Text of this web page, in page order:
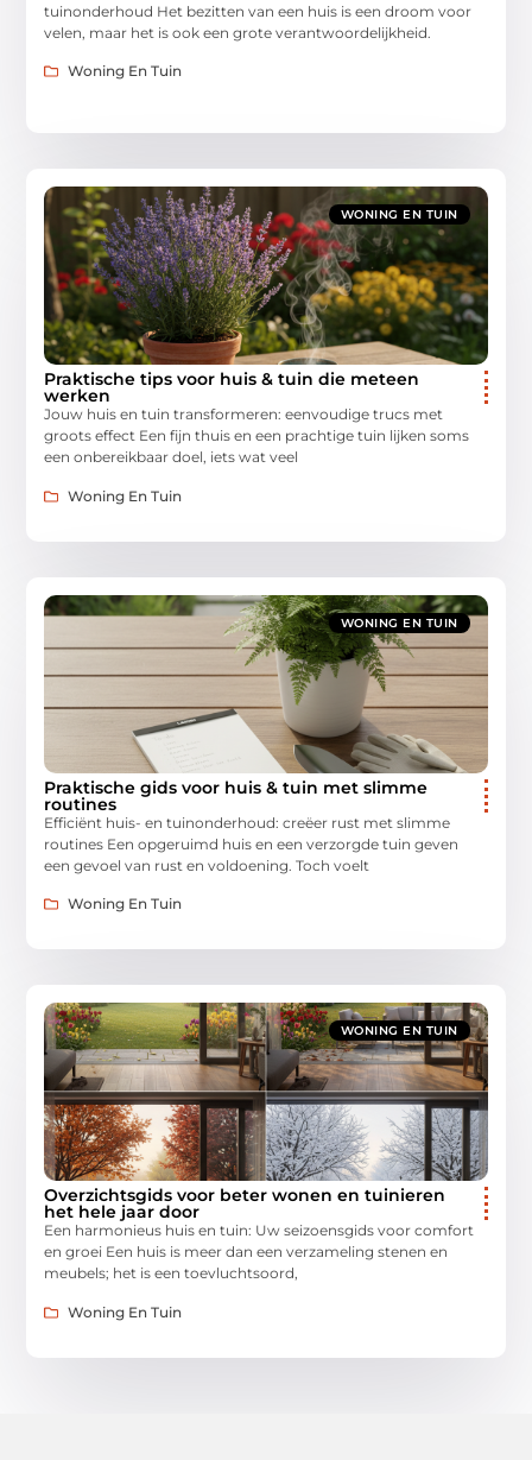
tuinonderhoud Het bezitten van een huis is een droom voor
velen, maar het is ook een grote verantwoordelijkheid.
Woning En Tuin
WONING EN TUIN
Praktische tips voor huis & tuin die meteen
werken
Jouw huis en tuin transformeren: eenvoudige trucs met
groots effect Een fijn thuis en een prachtige tuin lijken soms
een onbereikbaar doel, iets wat veel
Woning En Tuin
WONING EN TUIN
Praktische gids voor huis & tuin met slimme
routines
Efficiënt huis- en tuinonderhoud: creëer rust met slimme
routines Een opgeruimd huis en een verzorgde tuin geven
een gevoel van rust en voldoening. Toch voelt
Woning En Tuin
WONING EN TUIN
Overzichtsgids voor beter wonen en tuinieren
het hele jaar door
Een harmonieus huis en tuin: Uw seizoensgids voor comfort
en groei Een huis is meer dan een verzameling stenen en
meubels; het is een toevluchtsoord,
Woning En Tuin